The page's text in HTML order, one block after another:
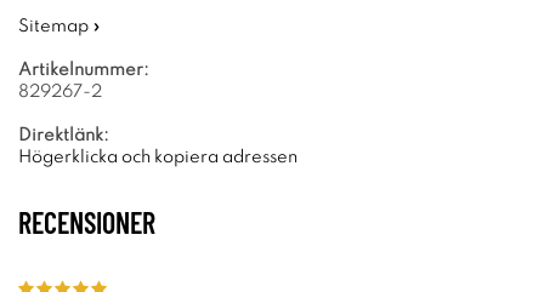
Sitemap »
Artikelnummer:
829267-2
Direktlänk:
Högerklicka och kopiera adressen
RECENSIONER